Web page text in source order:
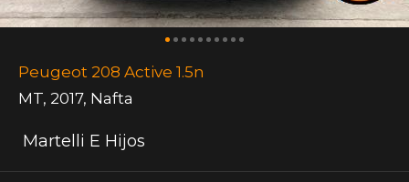
Peugeot 208 Active 1.5n
MT, 2017, Nafta
Martelli E Hijos